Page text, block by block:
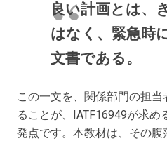
良い計画とは、
はなく、緊急時
文書である。
この一文を、関係部門の担
ることが、IATF16949が求め
発点です。本教材は、その